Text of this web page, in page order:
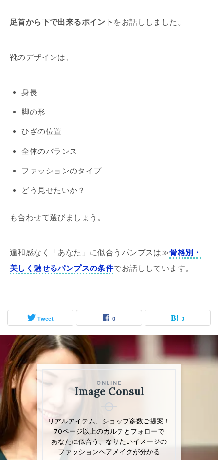
足首から下で出来るポイント をお話ししました。
靴のデザインは、
身長
脚の形
ひざの位置
全体のバランス
ファッションのタイプ
どう見せたいか？
も合わせて選びましょう。
違和感なく「あなた」に似合うパンプスは≫骨格別・
美しく魅せるパンプスの条件でお話ししています。
Tweet 0 0
ONLINE
Image Consul
リアルアイテム、ショップ多数ご提案！
70ページ以上のカルテとフォローで
あなたに似合う、なりたいイメージの
ファッションヘアメイクが分かる
ONLINE
Image Consul
リアルアイテム、ショップリスト多数掲載
「あなた」専用カルテとフォロー付きで
ファッション・ヘアメイクのお悩み解決